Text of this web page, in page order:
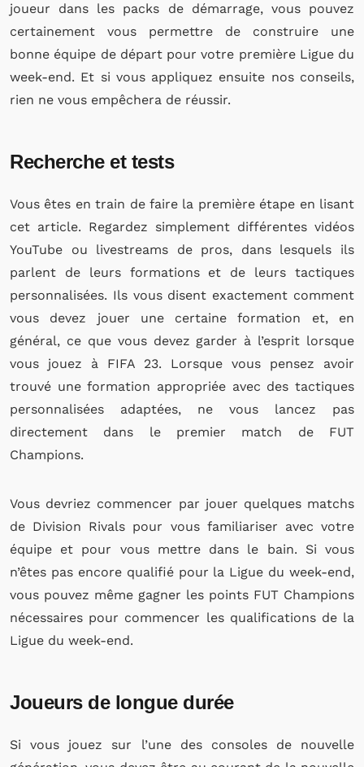
joueur dans les packs de démarrage, vous pouvez
certainement vous permettre de construire une
bonne équipe de départ pour votre première Ligue du
week-end. Et si vous appliquez ensuite nos conseils,
rien ne vous empêchera de réussir.
Recherche et tests
Vous êtes en train de faire la première étape en lisant
cet article. Regardez simplement différentes vidéos
YouTube ou livestreams de pros, dans lesquels ils
parlent de leurs formations et de leurs tactiques
personnalisées. Ils vous disent exactement comment
vous devez jouer une certaine formation et, en
général, ce que vous devez garder à l’esprit lorsque
vous jouez à FIFA 23. Lorsque vous pensez avoir
trouvé une formation appropriée avec des tactiques
personnalisées adaptées, ne vous lancez pas
directement dans le premier match de FUT
Champions.
Vous devriez commencer par jouer quelques matchs
de Division Rivals pour vous familiariser avec votre
équipe et pour vous mettre dans le bain. Si vous
n’êtes pas encore qualifié pour la Ligue du week-end,
vous pouvez même gagner les points FUT Champions
nécessaires pour commencer les qualifications de la
Ligue du week-end.
Joueurs de longue durée
Si vous jouez sur l’une des consoles de nouvelle